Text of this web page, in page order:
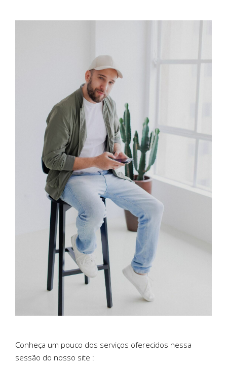
Conheça um pouco dos serviços oferecidos nessa
sessão do nosso site :